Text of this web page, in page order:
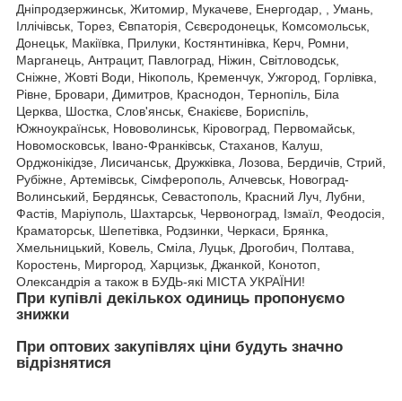
Дніпродзержинськ, Житомир, Мукачеве, Енергодар, , Умань,
Іллічівськ, Торез, Євпаторія, Сєвєродонецьк, Комсомольськ,
Донецьк, Макіївка, Прилуки, Костянтинівка, Керч, Ромни,
Марганець, Антрацит, Павлоград, Ніжин, Світловодськ,
Сніжне, Жовті Води, Нікополь, Кременчук, Ужгород, Горлівка,
Рівне, Бровари, Димитров, Краснодон, Тернопіль, Біла
Церква, Шостка, Слов'янськ, Єнакієве, Бориспіль,
Южноукраїнськ, Нововолинськ, Кіровоград, Первомайськ,
Новомосковськ, Івано-Франківськ, Стаханов, Калуш,
Орджонікідзе, Лисичанськ, Дружківка, Лозова, Бердичів, Стрий,
Рубіжне, Артемівськ, Сімферополь, Алчевськ, Новоград-
Волинський, Бердянськ, Севастополь, Красний Луч, Лубни,
Фастів, Маріуполь, Шахтарськ, Червоноград, Ізмаїл, Феодосія,
Краматорськ, Шепетівка, Родзинки, Черкаси, Брянка,
Хмельницький, Ковель, Сміла, Луцьк, Дрогобич, Полтава,
Коростень, Миргород, Харцизьк, Джанкой, Конотоп,
Олександрія а також в БУДЬ-які МІСТА УКРАЇНИ!
При купівлі декількох одиниць пропонуємо
знижки
При оптових закупівлях ціни будуть значно
відрізнятися